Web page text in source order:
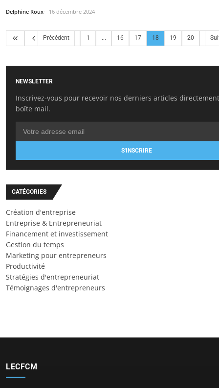
Delphine Roux 16 décembre 2024
Précédent 1 ... 16 17 18 19 20
NEWSLETTER
Inscrivez-vous pour recevoir nos derniers articles
boîte mail.
S'INSCRIRE
CATÉGORIES
Création d'entreprise
Entreprise & Entrepreneuriat
Financement et investissement
Gestion du temps
Marketing pour entrepreneurs
Productivité
Stratégies d'entrepreneuriat
Témoignages d'entrepreneurs
LECFCM